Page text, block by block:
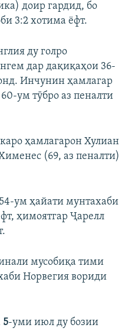
доир гардид, бо
3:2 хотима ёфт.
ду голро
дар дақиқаҳои 36-
Инчунин ҳамлагар
ум тӯбро аз пеналти
ҳамлагарон Хулиан
(69, аз пеналти)
ум ҳайати мунтахаби
ҳимоятгар Ҷарелл
мусобиқа тими
Норвегия вориди
5-уми июл ду бозии